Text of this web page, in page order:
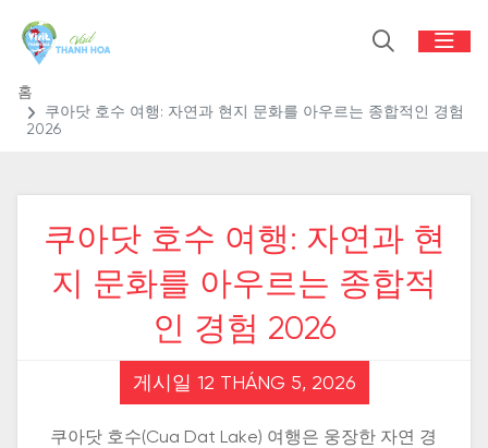
홈
쿠아닷 호수 여행: 자연과 현지 문화를 아우르는 종합적인 경험
2026
쿠아닷 호수 여행: 자연과 현
지 문화를 아우르는 종합적
인 경험 2026
게시일 12 THÁNG 5, 2026
쿠아닷 호수(Cua Dat Lake) 여행은 웅장한 자연 경